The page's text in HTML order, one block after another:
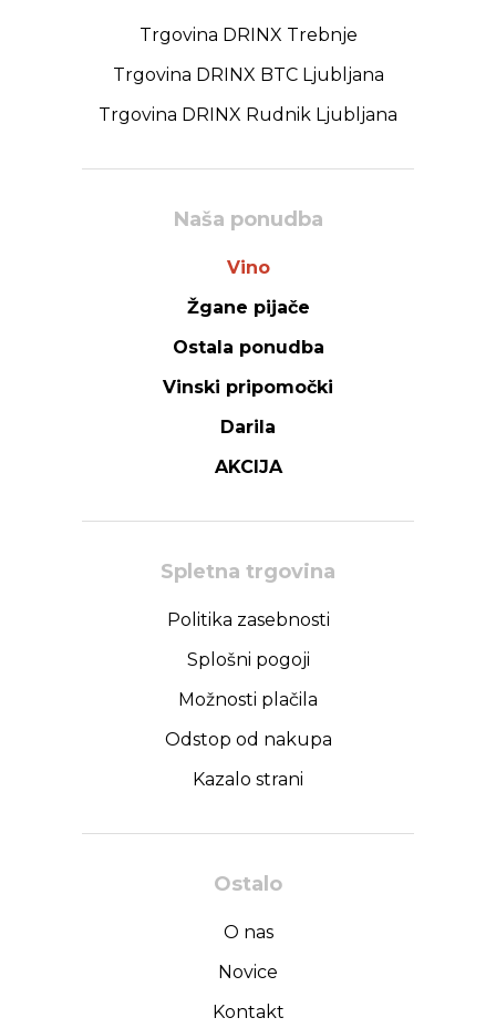
Trgovina DRINX Trebnje
Trgovina DRINX BTC Ljubljana
Trgovina DRINX Rudnik Ljubljana
Naša ponudba
Vino
Žgane pijače
Ostala ponudba
Vinski pripomočki
Darila
AKCIJA
Spletna trgovina
Politika zasebnosti
Splošni pogoji
Možnosti plačila
Odstop od nakupa
Kazalo strani
Ostalo
O nas
Novice
Kontakt